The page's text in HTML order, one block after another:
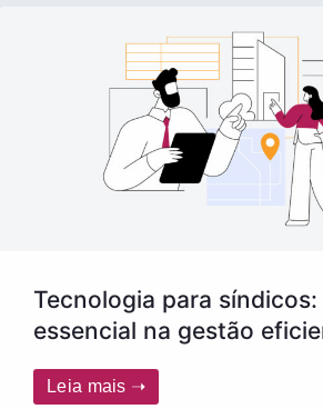
Tecnologia para síndicos:
essencial na gestão
Leia mais ➝